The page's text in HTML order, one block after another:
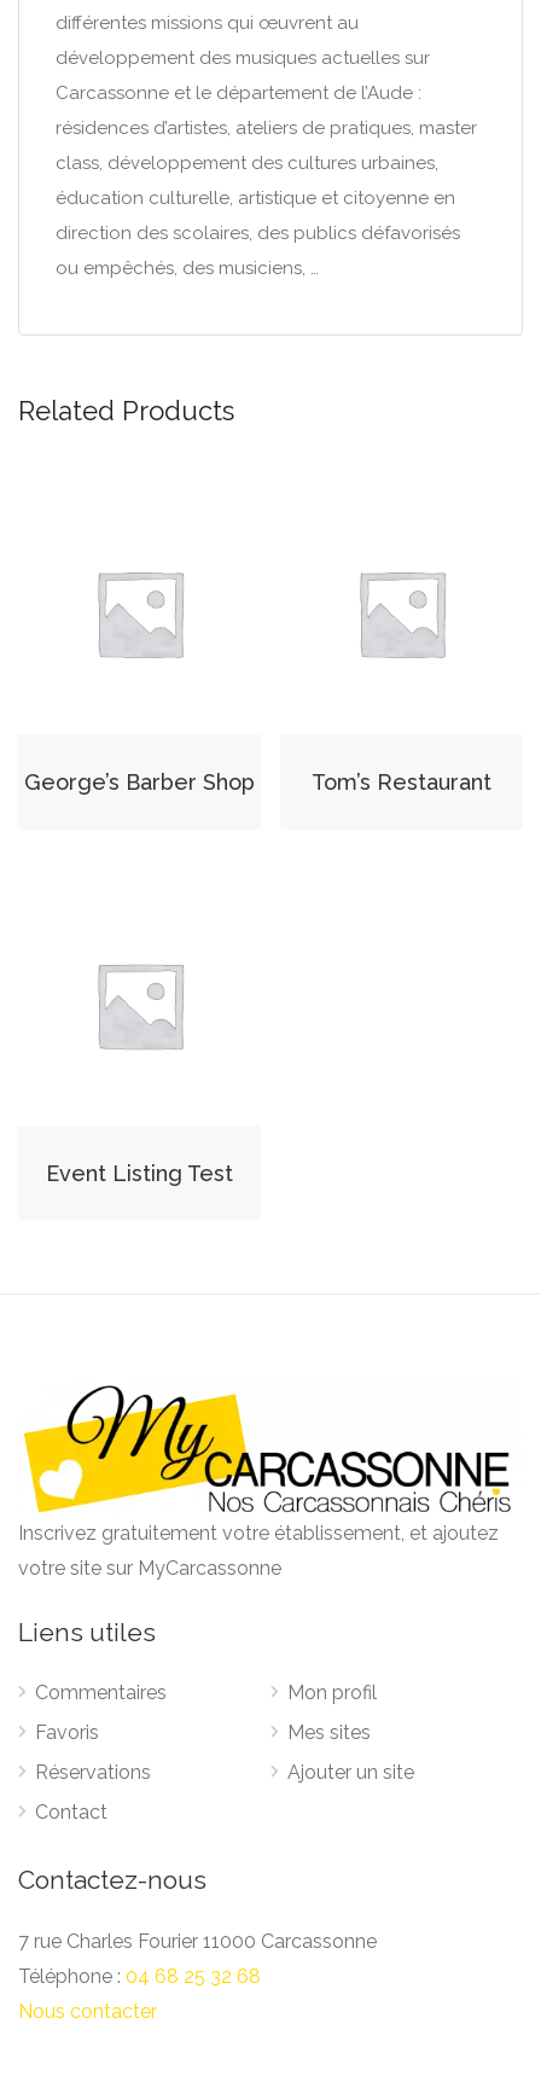
différentes missions qui œuvrent au
développement des musiques actuelles sur
Carcassonne et le département de l’Aude :
résidences d’artistes, ateliers de pratiques, master
class, développement des cultures urbaines,
éducation culturelle, artistique et citoyenne en
direction des scolaires, des publics défavorisés
ou empêchés, des musiciens, …
Related Products
George’s Barber Shop Tom’s Restaurant
Event Listing Test
Inscrivez gratuitement votre établissement, et ajoutez
votre site sur MyCarcassonne
Liens utiles
Commentaires
Favoris
Réservations
Contact
Mon profil
Mes sites
Ajouter un site
Contactez-nous
7 rue Charles Fourier 11000 Carcassonne
Téléphone : 04 68 25 32 68
Nous contacter